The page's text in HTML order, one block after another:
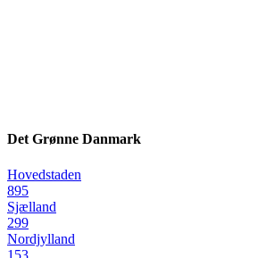
Det Grønne Danmark
Hovedstaden
895
Sjælland
299
Nordjylland
153